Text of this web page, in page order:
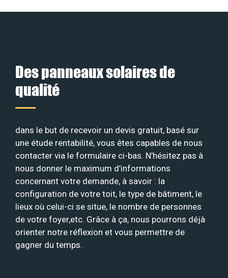
Des panneaux solaires de
qualité
dans le but de recevoir un devis gratuit, basé sur
une étude rentabilité, vous êtes capables de nous
contacter via le formulaire ci-bas. N’hésitez pas à
nous donner le maximum d’informations
concernant votre demande, à savoir : la
configuration de votre toit, le type de bâtiment, le
lieux où celui-ci se situe, le nombre de personnes
de votre foyer,etc. Grâce à ça, nous pourrons déjà
orienter notre réflexion et vous permettre de
gagner du temps.